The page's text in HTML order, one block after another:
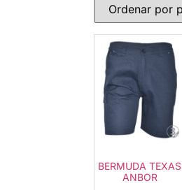
BERMUDA TEXAS
ANBOR